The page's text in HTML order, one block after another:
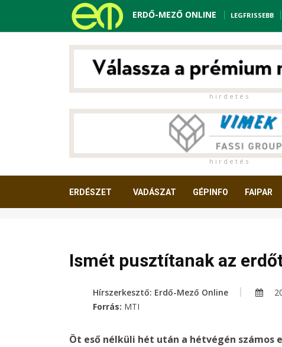
ERDŐ-MEZŐ ONLINE LEGFRISSEBB
h i r d e t é s
h i r d e t é s
ERDÉSZET VADÁSZAT GÉPINFO FAIPAR
Ismét pusztítanak az
Hírszerkesztő: Erdő-Mező Online
Forrás: MTI
Öt eső nélküli hét után a hétvégén számos